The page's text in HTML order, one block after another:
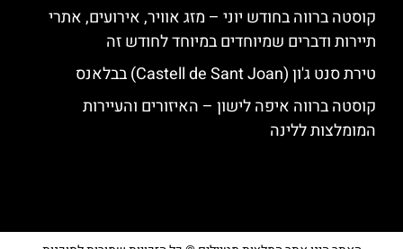
קוסטה ברווה בחודש יוני – מזג אוויר, אירועים, אתרי
תיירות ודברים שמיוחדים במיוחד לחודש זה
טירת סנט ג'ון (Castell de Sant Joan) בבלאנס
קוסטה ברווה איפה לישון – האיזורים והעיירות
המומלצות ללינה